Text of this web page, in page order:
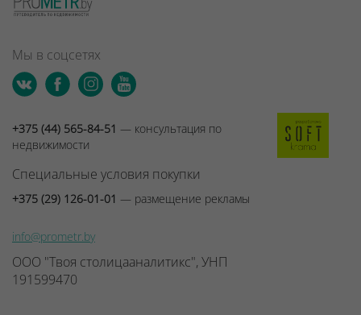
Мы в соцсетях
+375 (44) 565-84-51 — консультация по
недвижимости
Специальные условия покупки
+375 (29) 126-01-01 — размещение рекламы
info@prometr.by
ООО "Твоя столицааналитикс", УНП
191599470